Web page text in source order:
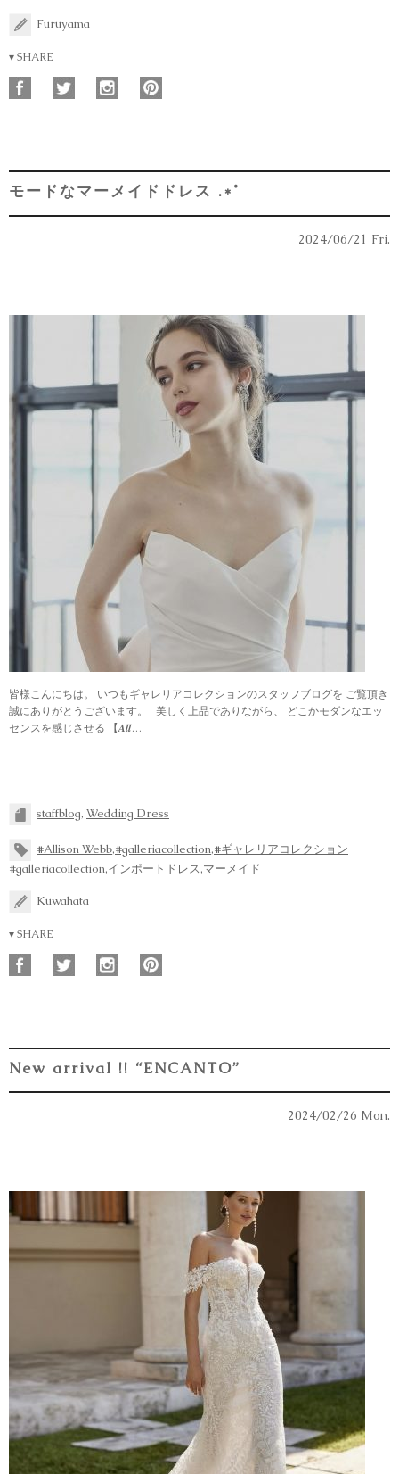
Furuyama
▾ SHARE
モードなマーメイドドレス .*˚
2024/06/21 Fri.
皆様こんにちは。 いつもギャレリアコレクションのスタッフブログを ご覧頂き
誠にありがとうございます。 美しく上品でありながら、 どこかモダンなエッ
センスを感じさせる 【𝑨𝒍𝒍…
staffblog, Wedding Dress
#Allison Webb,#galleriacollection,#ギャレリアコレクション
#galleriacollection,インポートドレス,マーメイド
Kuwahata
▾ SHARE
New arrival !! “ENCANTO”
2024/02/26 Mon.